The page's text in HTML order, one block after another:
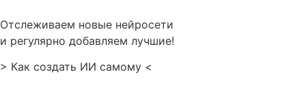
к
содержимому
Отслеживаем новые нейросети
и регулярно добавляем лучшие!
> Как создать ИИ самому <